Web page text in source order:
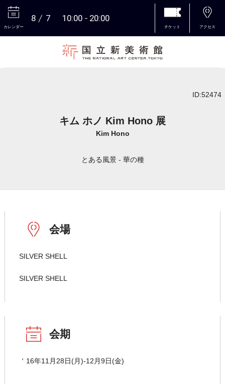
カレンダー
8 7 10:00 20:00
チケット アクセス
ID:52474
キム ホノ Kim Hono 展
Kim Hono
とある風景 - 華の種
会場
SILVER SHELL
SILVER SHELL
会期
＇16年11月28日(月)-12月9日(金)